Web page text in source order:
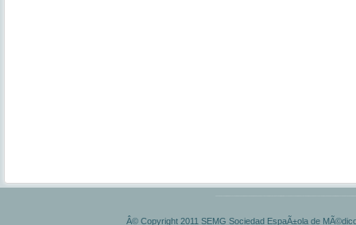
Â© Copyright 2011 SEMG Sociedad EspaÃ±ola de